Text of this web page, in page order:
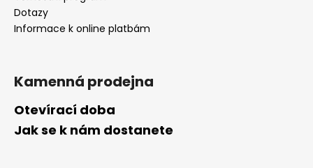
Dotazy
Informace k online platbám
Kamenná prodejna
Otevírací doba
Jak se k nám dostanete